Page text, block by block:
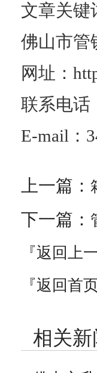
文章关键
佛山市管
网址：
联系电话
E-mail：
上一篇：
下一篇：
『返回上
『返回首页
相关新